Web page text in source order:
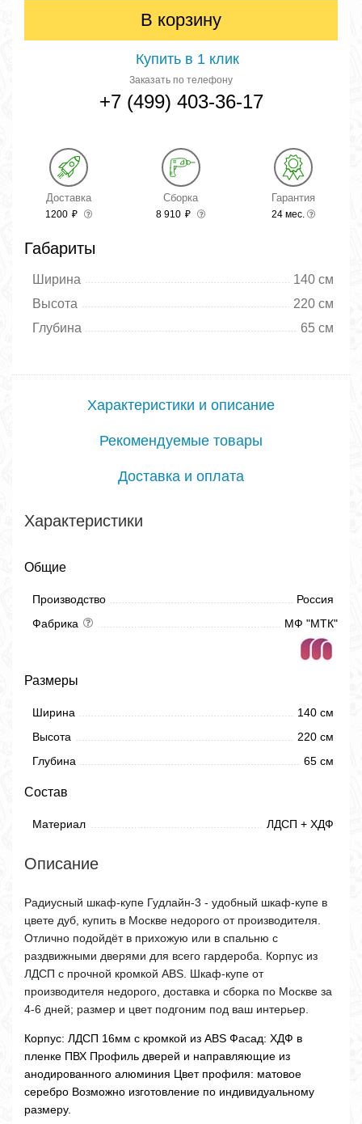
В корзину
Купить в 1 клик
Заказать по телефону
+7 (499) 403-36-17
Доставка
1200 ₽
Сборка
8 910 ₽
Гарантия
24 мес.
Габариты
Ширина
140 см
Высота
220 см
Глубина
65 см
Характеристики и описание
Рекомендуемые товары
Доставка и оплата
Характеристики
Общие
Производство
Россия
Фабрика
МФ "МТК"
Размеры
Ширина
140 см
Высота
220 см
Глубина
65 см
Состав
Материал ЛДСП + ХДФ
Описание
Радиусный шкаф-купе Гудлайн-3 - удобный шкаф-купе в
цвете дуб, купить в Москве недорого от производителя.
Отлично подойдёт в прихожую или в спальню с
раздвижными дверями для всего гардероба. Корпус из
ЛДСП с прочной кромкой ABS. Шкаф-купе от
производителя недорого, доставка и сборка по Москве за
4-6 дней; размер и цвет подгоним под ваш интерьер.
Корпус: ЛДСП 16мм с кромкой из ABS Фасад: ХДФ в
пленке ПВХ Профиль дверей и направляющие из
анодированного алюминия Цвет профиля: матовое
серебро Возможно изготовление по индивидуальному
размеру.